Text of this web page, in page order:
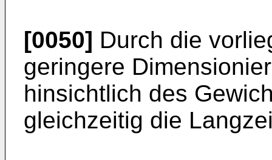
[0050] Durch die
geringere
hinsichtlich des
gleichzeitig die